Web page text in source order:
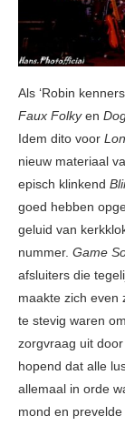
Als ‘Robin
Faux Folkyen
Idem dito voor
nieuw materiaal
episch klinkend
goed hebben
geluid van
nummer. Game
afsluiters die
maakte zich even
te stevig waren
zorgvraag uit
hopend dat alle
allemaal in orde
mond en